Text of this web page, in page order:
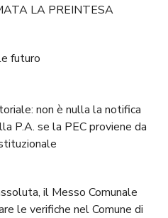
LA PREINTESA
futuro
non è nulla la notifica
P.A. se la PEC proviene da
il Messo Comunale
le verifiche nel Comune di